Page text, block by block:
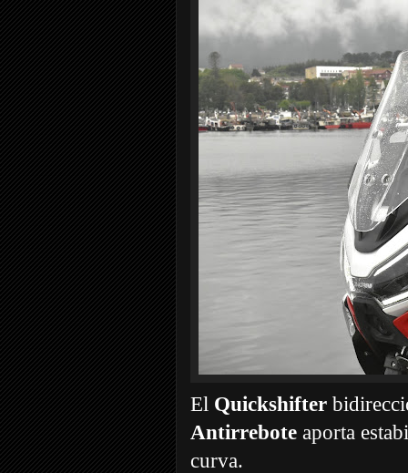
El Quickshifter
Antirrebote aporta
curva.